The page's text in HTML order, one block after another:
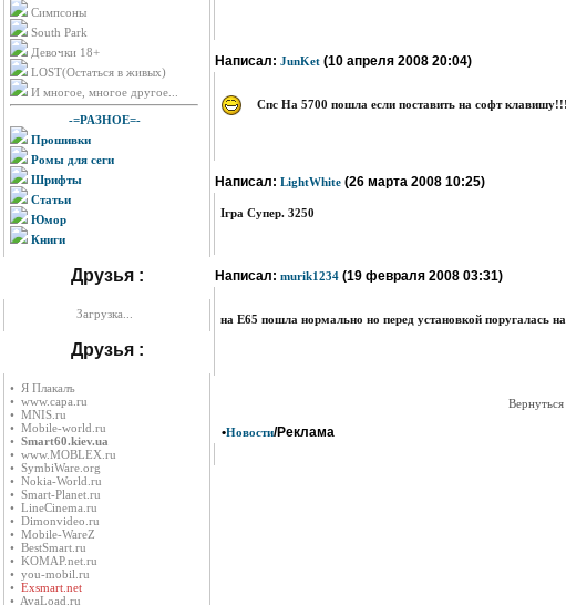
Симпсоны
South Park
Девочки 18+
LOST(Остаться в живых)
И многое, многое другое...
-=РАЗНОЕ=-
Прошивки
Ромы для сеги
Шрифты
Статьи
Юмор
Книги
Друзья :
Загрузка...
Друзья :
• Я Плакалъ
• www.capa.ru
• MNIS.ru
• Mobile-world.ru
• Smart60.kiev.ua
• www.MOBLEX.ru
• SymbiWare.org
• Nokia-World.ru
• Smart-Planet.ru
• LineCinema.ru
• Dimonvideo.ru
• Mobile-WareZ
• BestSmart.ru
• KOMAP.net.ru
• you-mobil.ru
• Exsmart.net
• AvaLoad.ru
Написал: JunKet (10 апреля 2008 20:04)
Спс На 5700 пошла если поставить на софт
Написал: LightWhite (26 марта 2008 10:25)
Ігра Супер. 3250
Написал: murik1234 (19 февраля 2008 03:31)
на Е65 пошла нормально но перед установкой поругалась
•Новости/Реклама